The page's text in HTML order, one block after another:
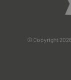
© Copyright